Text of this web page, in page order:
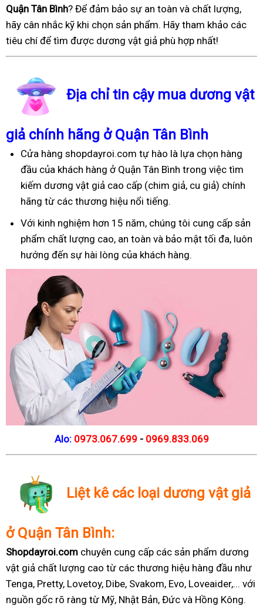
Quận Tân Bình? Để đảm bảo sự an toàn và chất lượng,
hãy cân nhắc kỹ khi chọn sản phẩm. Hãy tham khảo các
tiêu chí để tìm được dương vật giả phù hợp nhất!
Địa chỉ tin cậy mua dương vật
giả chính hãng ở Quận Tân Bình
Cửa hàng shopdayroi.com tự hào là lựa chọn hàng
đầu của khách hàng ở Quận Tân Bình trong việc tìm
kiếm dương vật giả cao cấp (chim giả, cu giả) chính
hãng từ các thương hiệu nổi tiếng.
Với kinh nghiệm hơn 15 năm, chúng tôi cung cấp sản
phẩm chất lượng cao, an toàn và bảo mật tối đa, luôn
hướng đến sự hài lòng của khách hàng.
Alo: 0973.067.699 - 0969.833.069
Liệt kê các loại dương vật giả
ở Quận Tân Bình:
Shopdayroi.com chuyên cung cấp các sản phẩm dương
vật giả chất lượng cao từ các thương hiệu hàng đầu như
Tenga, Pretty, Lovetoy, Dibe, Svakom, Evo, Loveaider,... với
nguồn gốc rõ ràng từ Mỹ, Nhật Bản, Đức và Hồng Kông.